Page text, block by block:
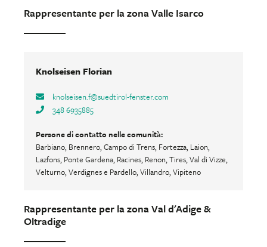
Rappresentante per la zona Valle Isarco
Knolseisen Florian
knolseisen.f@suedtirol-fenster.com
348 6935885
Persone di contatto nelle comunità:
Barbiano, Brennero, Campo di Trens, Fortezza, Laion,
Lazfons, Ponte Gardena, Racines, Renon, Tires, Val di Vizze,
Velturno, Verdignes e Pardello, Villandro, Vipiteno
Rappresentante per la zona Val d'Adige &
Oltradige